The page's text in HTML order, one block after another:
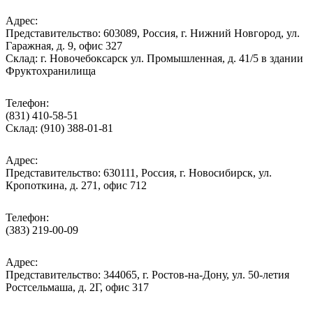
Адрес:
Представительство: 603089, Россия, г. Нижний Новгород, ул.
Гаражная, д. 9, офис 327
Склад: г. Новочебоксарск ул. Промышленная, д. 41/5 в здании
Фруктохранилища
Телефон:
(831) 410-58-51
Склад: (910) 388-01-81
Адрес:
Представительство: 630111, Россия, г. Новосибирск, ул.
Кропоткина, д. 271, офис 712
Телефон:
(383) 219-00-09
Адрес:
Представительство: 344065, г. Ростов-на-Дону, ул. 50-летия
Ростсельмаша, д. 2Г, офис 317